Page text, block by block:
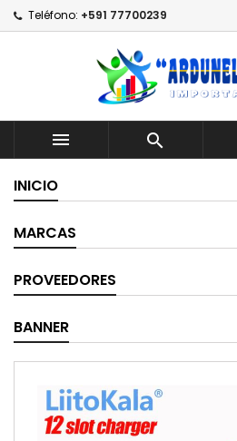
Teléfono: +591 77700239
 
INICIO
MARCAS
PROVEEDORES
BANNER